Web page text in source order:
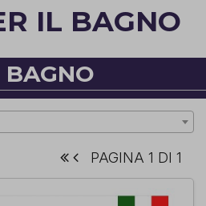
IL BAGNO
BAGNO
PAGINA 1 DI 1